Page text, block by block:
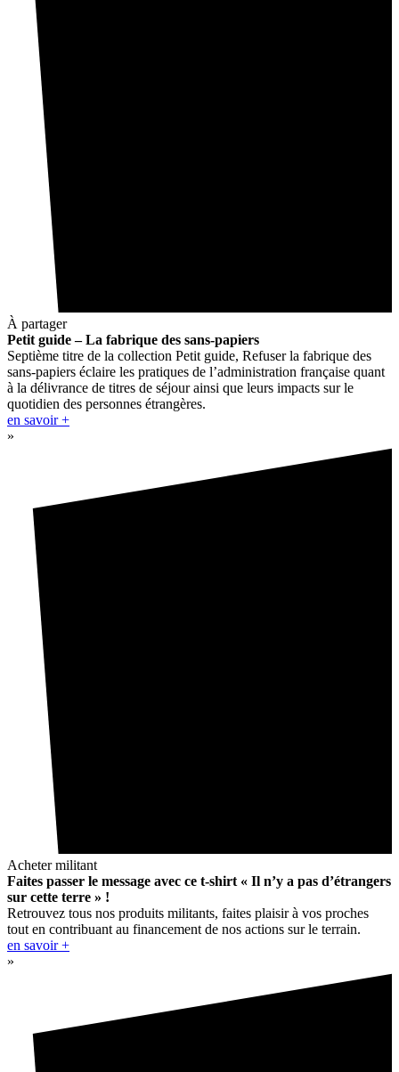
À partager
Petit guide – La fabrique des sans-papiers
Septième titre de la collection Petit guide, Refuser la fabrique des
sans-papiers éclaire les pratiques de l’administration française quant
à la délivrance de titres de séjour ainsi que leurs impacts sur le
quotidien des personnes étrangères.
en savoir +
»
Acheter militant
Faites passer le message avec ce t-shirt « Il n’y a pas d’étrangers
sur cette terre » !
Retrouvez tous nos produits militants, faites plaisir à vos proches
tout en contribuant au financement de nos actions sur le terrain.
en savoir +
»